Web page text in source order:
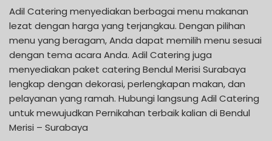
Adil Catering menyediakan berbagai menu makanan
lezat dengan harga yang terjangkau. Dengan pilihan
menu yang beragam, Anda dapat memilih menu sesuai
dengan tema acara Anda. Adil Catering juga
menyediakan paket catering Bendul Merisi Surabaya
lengkap dengan dekorasi, perlengkapan makan, dan
pelayanan yang ramah. Hubungi langsung Adil Catering
untuk mewujudkan Pernikahan terbaik kalian di Bendul
Merisi – Surabaya